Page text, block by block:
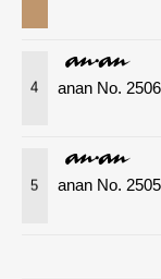
4 anan No.
5 anan No.